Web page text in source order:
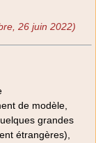
26 juin 2022)
de modèle,
grandes
étrangères),